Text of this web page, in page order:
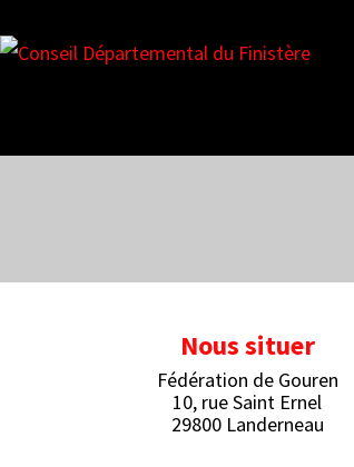
Nous situer
Fédération de Gouren
10, rue Saint Ernel
29800 Landerneau